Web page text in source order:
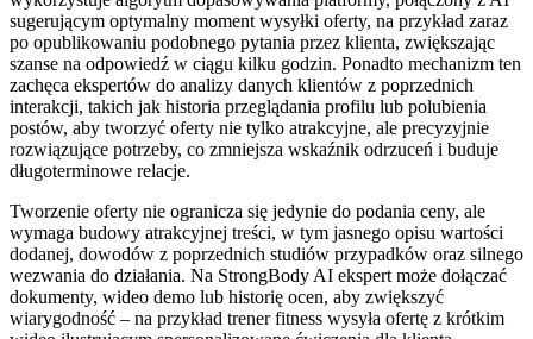
sugerującym optymalny moment wysyłki oferty, na przykład zaraz
po opublikowaniu podobnego pytania przez klienta, zwiększając
szanse na odpowiedź w ciągu kilku godzin. Ponadto mechanizm ten
zachęca ekspertów do analizy danych klientów z poprzednich
interakcji, takich jak historia przeglądania profilu lub polubienia
postów, aby tworzyć oferty nie tylko atrakcyjne, ale precyzyjnie
rozwiązujące potrzeby, co zmniejsza wskaźnik odrzuceń i buduje
długoterminowe relacje.
Tworzenie oferty nie ogranicza się jedynie do podania ceny, ale
wymaga budowy atrakcyjnej treści, w tym jasnego opisu wartości
dodanej, dowodów z poprzednich studiów przypadków oraz silnego
wezwania do działania. Na StrongBody AI ekspert może dołączać
dokumenty, wideo demo lub historię ocen, aby zwiększyć
wiarygodność – na przykład trener fitness wysyła ofertę z krótkim